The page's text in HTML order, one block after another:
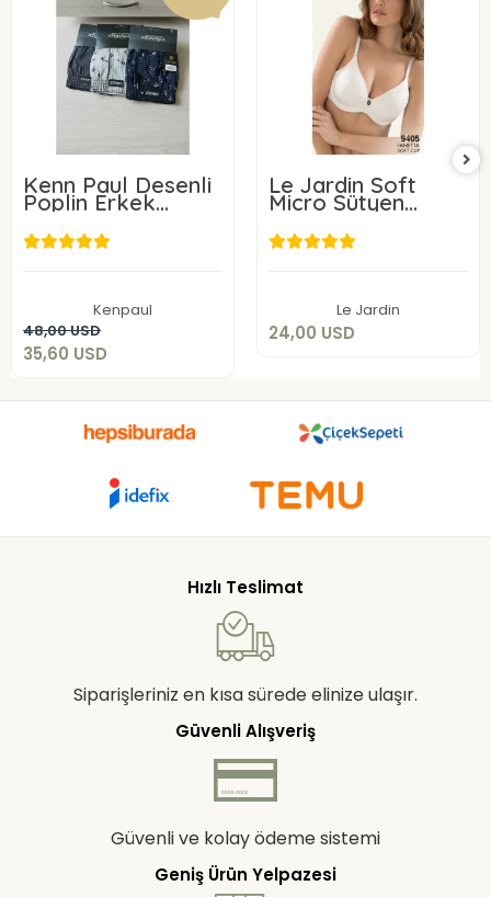
Kenn Paul Desenli
Poplin Erkek
Boxer 6 Adet
Kenpaul
48,00 USD
35,60 USD
Add to cart
Le Jardin Soft
Micro Sütyen
9405-C
Le Jardin
24,00 USD
24,00 USD
Hızlı Teslimat
Siparişleriniz en kısa sürede elinize ulaşır.
Güvenli Alışveriş
Güvenli ve kolay ödeme sistemi
Geniş Ürün Yelpazesi